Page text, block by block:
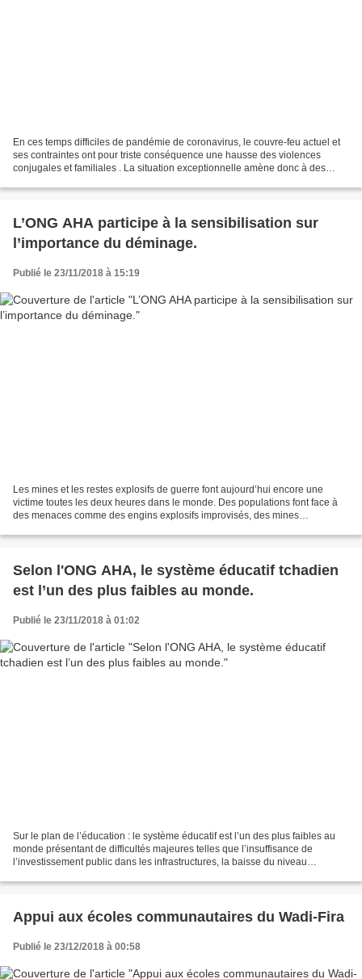
En ces temps difficiles de pandémie de coronavirus, le couvre-feu actuel et
ses contraintes ont pour triste conséquence une hausse des violences
conjugales et familiales . La situation exceptionnelle amène donc à des
L’ONG AHA participe à la sensibilisation sur
l’importance du déminage.
Publié le 23/11/2018 à 15:19
Les mines et les restes explosifs de guerre font aujourd’hui encore une
victime toutes les deux heures dans le monde. Des populations font face à
des menaces comme des engins explosifs improvisés, des mines
Selon l'ONG AHA, le système éducatif tchadien
est l’un des plus faibles au monde.
Publié le 23/11/2018 à 01:02
Sur le plan de l’éducation : le système éducatif est l’un des plus faibles au
monde présentant de difficultés majeures telles que l’insuffisance de
l’investissement public dans les infrastructures, la baisse du niveau
Appui aux écoles communautaires du Wadi-Fira
Publié le 23/12/2018 à 00:58